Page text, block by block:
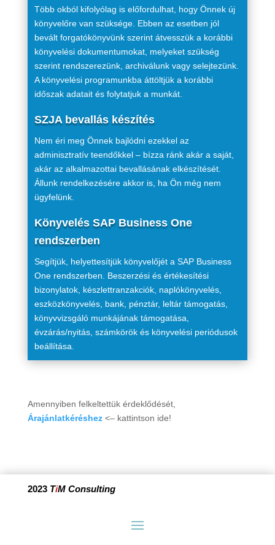
Több okból kifolyólag is előfordulhat, hogy Önnek új
könyvelőre van szüksége. Ebben az esetben jól
bevált forgatókönyvünk szerint átvesszük a korábbi
könyvelési dokumentumokat, melyeket szükség
szerint rendszerezünk, archiválunk vagy selejtezünk.
A könyvelési programunkba áttöltjük a korábbi
időszak adatait és folytatjuk a munkát.
SZJA bevallás készítés
Nem éri meg Önnek bajlódni ezekkel az
adminisztratív teendőkkel – bízza ránk akár a saját,
akár az alkalmazottai bevallásának elkészítését.
Állunk rendelkezésére akkor is, ha Ön még nem
ügyfelünk.
Könyvelés SAP Business One
rendszerben
Segítjük, helyettesítjük könyvelőjét a SAP Business
One rendszerben. Beszerzési és értékesítési
bizonylatok, készlettranzakciók, naplókönyvelés,
eszközkönyvelés, bank, pénztár, leltár támogatás,
könyvvizsgáló munkájának támogatása,
évzárás/nyitás, számkörök és könyvelési periódusok
beállítása.
Amennyiben felkeltettük érdeklődését,
Árajánlatkéréshez <– kattintson ide!
2023 TiM Consulting